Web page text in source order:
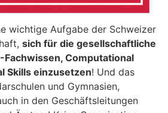
wichtige Aufgabe der Schweizer
sich für die gesellschaftliche
Computational
Skills einzusetzen! Und das
und Gymnasien,
in den Geschäftsleitungen